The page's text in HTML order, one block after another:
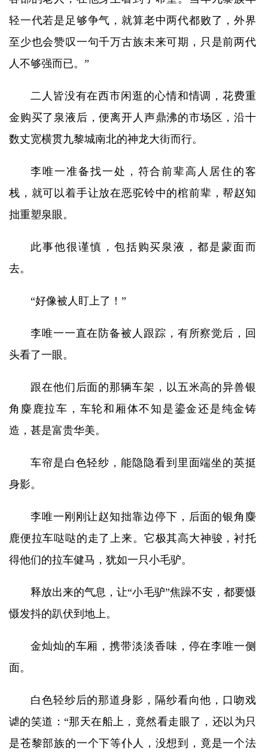
轻一代若是足够争气，就算老中两代都败了，外界
至少也会赞叹一句千万古族未来可期，只是前两代
人不够强而已。”
二人皆没有在西市闲逛的心情和情调，花费重
金购买了泉液后，便离开人声鼎沸的市场区，沿十
数丈宽横贯九黎城南北的神龙大街而行。
李唯一准备找一处，符合前辈高人居住的客
栈，就可以着手让放在恶驼铃中的棺前辈，帮赵知
拙重塑泉眼。
此事他很谨慎，包括购买泉液，都是蒙面而
去。
“好像被人盯上了！”
李唯一一直在防备被人跟踪，有所察觉后，回
头看了一眼。
跟在他们后面的那辆车架，以五米高的异兽银
角麋鹿拉车，车轮和厢体不知是鎏金还是纯金铸
造，甚是富贵华美。
车帘是白色轻纱，能隐隐看到里面端坐的英挺
身影。
李唯一刚刚让赵知拙靠边停下，后面的银角麋
鹿便拉车哒哒的走了上来。它极其高大神骏，衬托
得他们的拉车健马，犹如一只小毛驴。
释放出来的气息，让“小毛驴”焦躁不安，都要慑
慑发抖的趴伏到地上。
金灿灿的车厢，携带淡淡香味，停在李唯一侧
面。
白色轻纱后的那道身影，隔纱看向他，口吻戏
谑的笑道：“那天在船上，竟然看走眼了，还以为只
是苍黎部族的一个下等仆人，没想到，竟是一个法